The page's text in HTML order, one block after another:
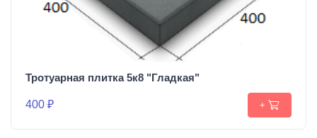
Тротуарная плитка 5к8 "Гладкая"
400 ₽ +